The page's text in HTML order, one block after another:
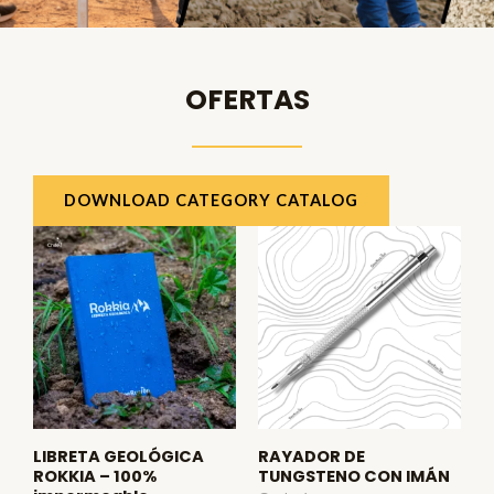
OFERTAS
DOWNLOAD CATEGORY CATALOG
LIBRETA GEOLÓGICA
ROKKIA – 100%
RAYADOR DE
TUNGSTENO CON IMÁN